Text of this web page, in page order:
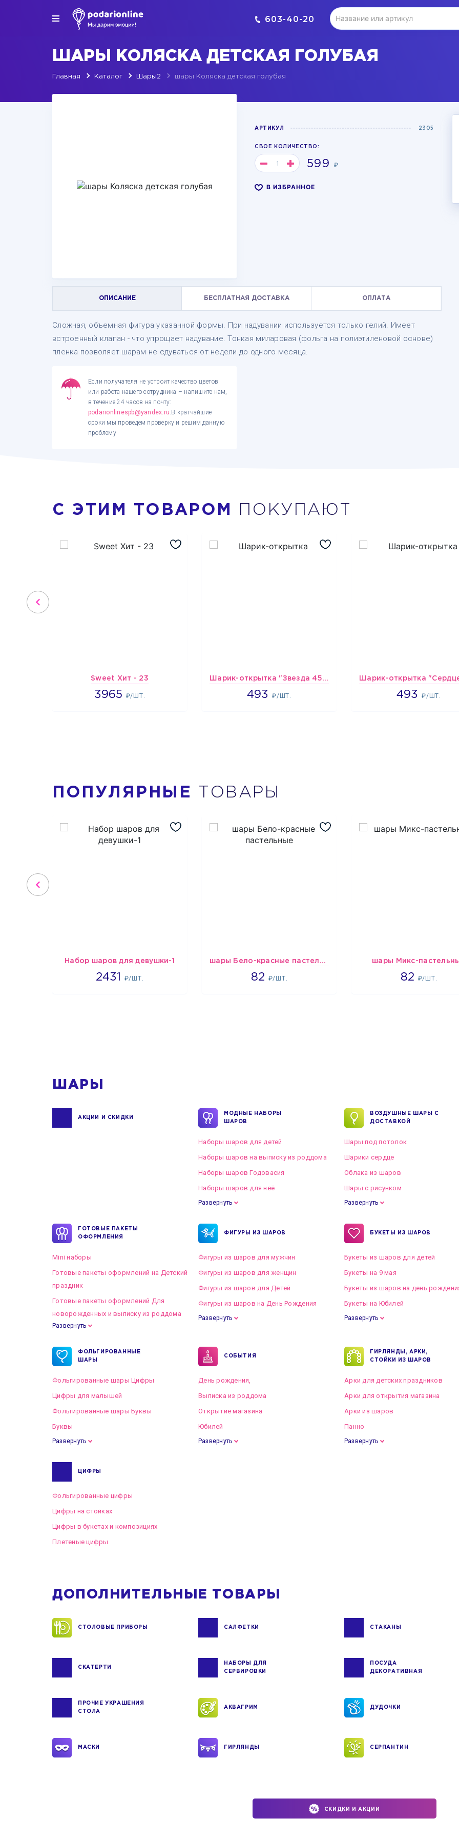
603-40-20
ШАРЫ КОЛЯСКА ДЕТСКАЯ ГОЛУБАЯ
Главная Каталог Шары2 шары Коляска детская голубая
АРТИКУЛ 2305
СВОЕ КОЛИЧЕСТВО:
599₽
В ИЗБРАННОЕ
ОПИСАНИЕ БЕСПЛАТНАЯ ДОСТАВКА ОПЛАТА
Сложная, объемная фигура указанной формы. При надувании используется только гелий. Имеет
встроенный клапан - что упрощает надувание. Тонкая миларовая (фольга на полиэтиленовой основе)
пленка позволяет шарам не сдуваться от недели до одного месяца.
Если получателя не устроит качество цветов
или работа нашего сотрудника – напишите нам,
в течение 24 часов на почту:
podarionlinespb@yandex.ru.В кратчайшие
сроки мы проведем проверку и решим данную
проблему
С ЭТИМ ТОВАРОМ ПОКУПАЮТ
Sweet Хит - 23
3965 ₽/ШТ.
3965 Шарик-открытка "Звезда 45 см" №1
493₽/ШТ.
493
493₽/ШТ.
493
ПОПУЛЯРНЫЕ ТОВАРЫ
Набор шаров для девушки-1
2431 ₽/ШТ.
2431 шары Бело-красные пастельные
82 ₽/ШТ.
1637 шары Микс-
82 ₽/ШТ.
1637
ШАРЫ
АКЦИИ И СКИДКИ
МОДНЫЕ НАБОРЫ
ШАРОВ
Наборы шаров для детей
Наборы шаров на выписку из роддома
Наборы шаров Годовасия
Наборы шаров для неё
Развернуть
ВОЗДУШНЫЕ ШАРЫ С
ДОСТАВКОЙ
Шары под потолок
Шарики сердце
Облака из шаров
Шары с рисунком
Развернуть
ГОТОВЫЕ ПАКЕТЫ
ОФОРМЛЕНИЯ
Mini наборы
Готовые пакеты оформлений на Детский
праздник
Готовые пакеты оформлений Для
новорожденных и выписку из роддома
Готовые пакеты оформлений на Свадьбу
Развернуть
ФИГУРЫ ИЗ ШАРОВ
Фигуры из шаров для мужчин
Фигуры из шаров для женщин
Фигуры из шаров для Детей
Фигуры из шаров на День Рождения
Развернуть
БУКЕТЫ ИЗ ШАРОВ
Букеты из шаров для детей
Букеты на 9 мая
Букеты из шаров на день
Букеты на Юбилей
Развернуть
ФОЛЬГИРОВАННЫЕ
ШАРЫ
Фольгированные шары Цифры
Цифры для малышей
Фольгированные шары Буквы
Буквы
Развернуть
СОБЫТИЯ
День рождения,
Выписка из роддома
Открытие магазина
Юбилей
Развернуть
ГИРЛЯНДЫ, АРКИ,
СТОЙКИ ИЗ ШАРОВ
Арки для детских праздников
Арки для открытия магазина
Арки из шаров
Панно
Развернуть
ЦИФРЫ
Фольгированные цифры
Цифры на стойках
Цифры в букетах и композициях
Плетеные цифры
ДОПОЛНИТЕЛЬНЫЕ ТОВАРЫ
СТОЛОВЫЕ ПРИБОРЫ САЛФЕТКИ СТАКАНЫ
СКАТЕРТИ
НАБОРЫ ДЛЯ
СЕРВИРОВКИ
ПОСУДА
ДЕКОРАТИВНАЯ
ПРОЧИЕ УКРАШЕНИЯ
СТОЛА
АКВАГРИМ ДУДОЧКИ
МАСКИ ГИРЛЯНДЫ СЕРПАНТИН
СКИДКИ И АКЦИИ